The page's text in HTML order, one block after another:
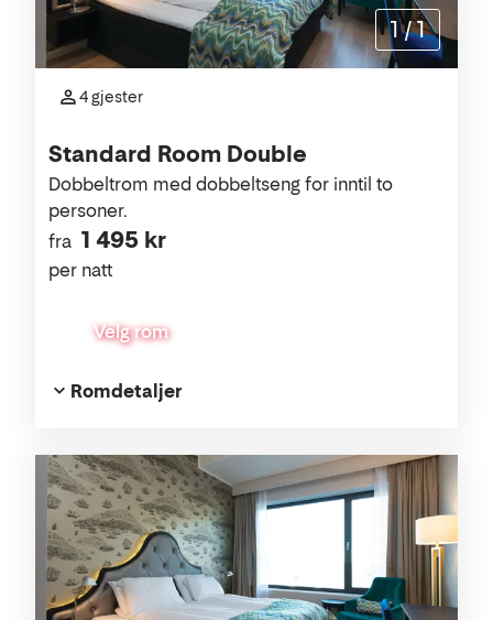
Standard Room Double
fra 1 495 kr
per natt
Dobbeltrom med dobbeltseng for inntil to
personer.
Velg rom
4 gjester
Romdetaljer
1 /1